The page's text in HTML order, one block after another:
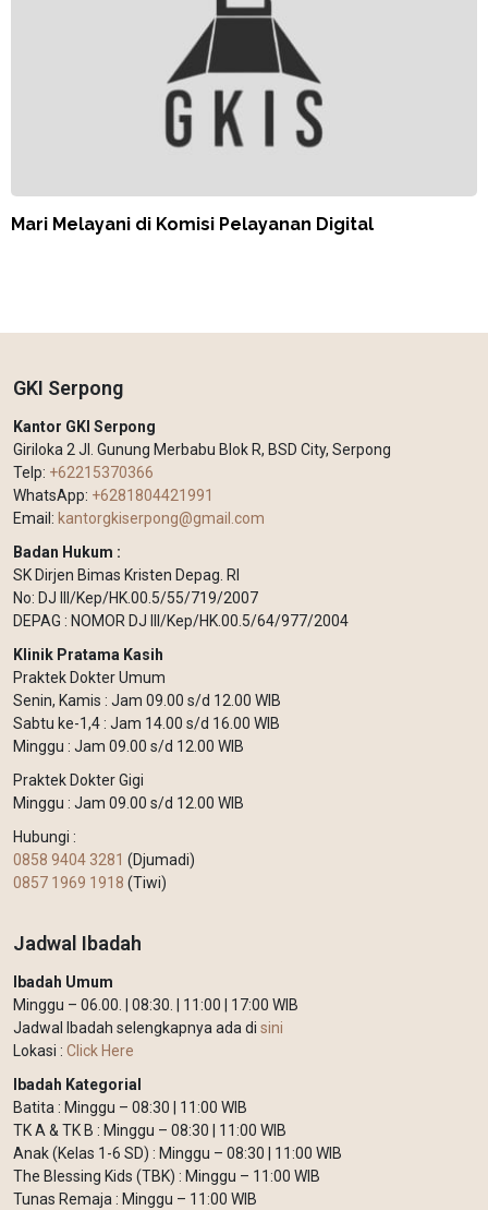
Mari Melayani di Komisi Pelayanan Digital
GKI Serpong
Kantor GKI Serpong
Giriloka 2 Jl. Gunung Merbabu Blok R, BSD City, Serpong
Telp: +62215370366
WhatsApp: +6281804421991
Email: kantorgkiserpong@gmail.com
Badan Hukum :
SK Dirjen Bimas Kristen Depag. RI
No: DJ III/Kep/HK.00.5/55/719/2007
DEPAG : NOMOR DJ III/Kep/HK.00.5/64/977/2004
Klinik Pratama Kasih
Praktek Dokter Umum
Senin, Kamis : Jam 09.00 s/d 12.00 WIB
Sabtu ke-1,4 : Jam 14.00 s/d 16.00 WIB
Minggu : Jam 09.00 s/d 12.00 WIB
Praktek Dokter Gigi
Minggu : Jam 09.00 s/d 12.00 WIB
Hubungi :
0858 9404 3281 (Djumadi)
0857 1969 1918 (Tiwi)
Jadwal Ibadah
Ibadah Umum
Minggu – 06.00. | 08:30. | 11:00 | 17:00 WIB
Jadwal Ibadah selengkapnya ada di sini
Lokasi : Click Here
Ibadah Kategorial
Batita : Minggu – 08:30 | 11:00 WIB
TK A & TK B : Minggu – 08:30 | 11:00 WIB
Anak (Kelas 1-6 SD) : Minggu – 08:30 | 11:00 WIB
The Blessing Kids (TBK) : Minggu – 11:00 WIB
Tunas Remaja : Minggu – 11:00 WIB